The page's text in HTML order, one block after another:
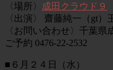
〈場所〉
成田クラウド９
〈出演〉 齋藤純一（gt）
〈お問い合わせ〉千葉県
ご予約 0476-22-2532
■６月２４日（水）